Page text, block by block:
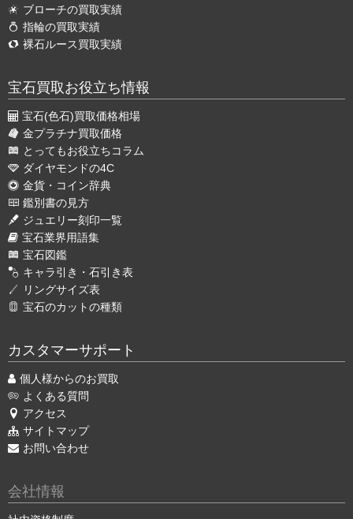
ブローチの買取実績
指輪の買取実績
裸石ルース買取実績
宝石買取お役立ち情報
宝石(色石)買取価格相場
金プラチナ買取価格
とってもお役立ちコラム
ダイヤモンドの4C
金貨・コイン辞典
鑑別書の見方
ジュエリー刻印一覧
宝石業界用語集
宝石図鑑
キャラ引き・石引き表
リングサイズ表
宝石のカットの種類
カスタマーサポート
個人様からのお買取
よくある質問
アクセス
サイトマップ
お問い合わせ
会社情報